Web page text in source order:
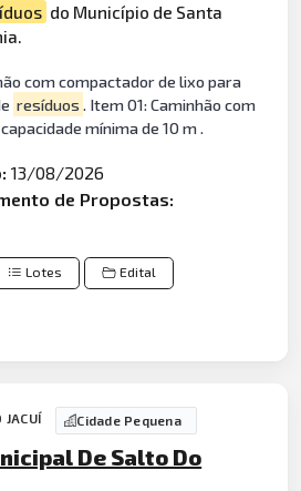
do Município de Santa
com compactador de lixo para
resíduos . Item 01: Caminhão com
mínima de 10 m .
13/08/2026
de Propostas:
Lotes Edital
JACUÍ Cidade Pequena
De Salto Do